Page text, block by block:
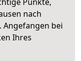
nach
Angefangen bei
Ihres